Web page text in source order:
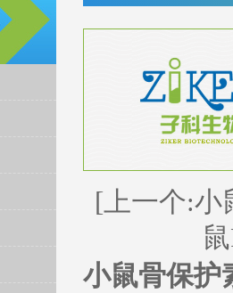
[上一个:小
小鼠骨保护